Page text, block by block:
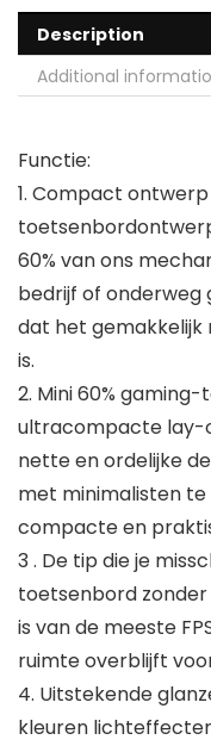
Description
Additional
Functie:
1. Compact
60% van ons
bedrijf of onderweg
dat het gemakkelijk
is.
2. Mini 60%
ultracompacte lay-
nette en ordelijke
met minimalisten te
compacte en
3 . De tip die je
toetsenbord
is van de meeste
ruimte overblijft
4. Uitstekende
kleuren